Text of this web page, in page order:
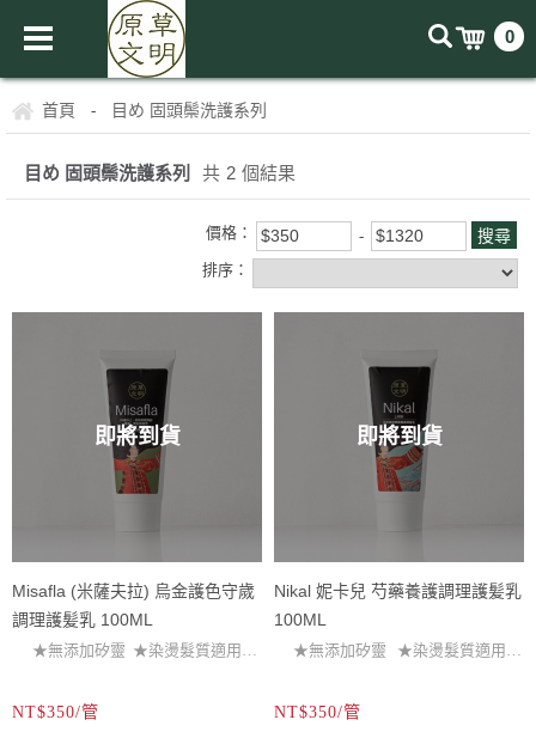
0
首頁 - 目め 固頭鬃洗護系列
目め 固頭鬃洗護系列 共 2 個結果
價格：
排序：
即將到貨
Misafla (米薩夫拉) 烏金護色守歲
調理護髪乳 100ML
★無添加矽靈 ★染燙髮質適用
｜調理失去營養導致的白髪、髮絲枯
底,護色滋潤秀髮,幫助頭髮生長使頭
NT$350/管
即將到貨
Nikal 妮卡兒 芍藥養護調理護髪乳
100ML
★無添加矽靈 ★染燙髮質適用
澤、柔軟滑順受損髪絲
底,護色滋潤秀髮,幫助頭髮生長使頭
NT$350/管